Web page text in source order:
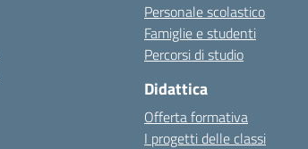
Personale scolastico
Famiglie e studenti
Percorsi di studio
Didattica
Offerta formativa
I progetti delle classi